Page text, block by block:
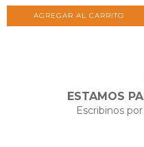
ESTAMOS
Escribinos